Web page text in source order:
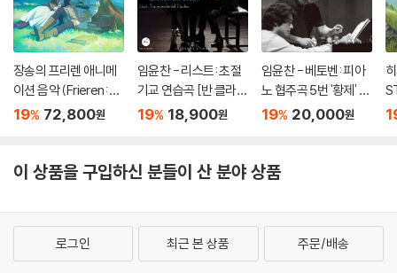
장송의 프리렌 애니메
이션 음악 (Frieren: B
eyond Journey's En
러 2LP]
19% 72,800원
임윤찬 - 리스트: 초절
기교 연습곡 [반 클라이
번 콩쿠르 실황 녹음]
19% 18,900원
임윤찬 - 베토벤: 피아
노 협주곡 5번 '황제' /
윤이상: 광주여 영원히
ang Yun / Barber)
19% 20,000원
이 상품을 구입하신 분들이 산 분야 상품
로그인 최근 본 상품 주문/배송